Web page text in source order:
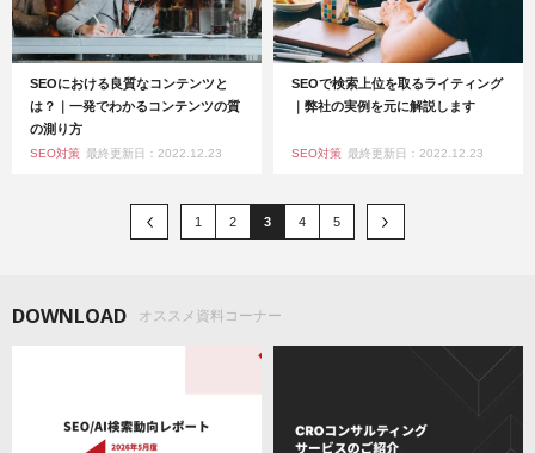
SEOにおける良質なコンテンツと
は？｜一発でわかるコンテンツの質
の測り方
SEO対策 最終更新日：2022.12.23
SEOで検索上位を取るライティング
｜弊社の実例を元に解説します
SEO対策 最終更新日：2022.12.23
1 2 3 4 5
DOWNLOAD オススメ資料コーナー